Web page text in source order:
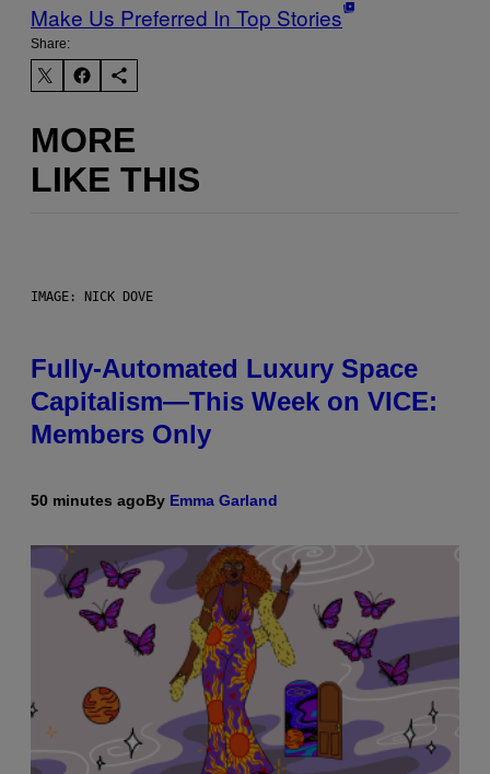
Make Us Preferred In Top Stories
Share:
MORE
LIKE THIS
IMAGE: NICK DOVE
Fully-Automated Luxury Space
Capitalism—This Week on VICE:
Members Only
50 minutes agoBy Emma Garland